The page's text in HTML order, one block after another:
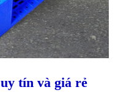
tín và giá rẻ